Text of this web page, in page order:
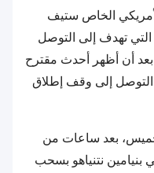
الخاص ستيف
تهدف إلى التوصل
أن أظهر أحدث مقترح
إلى وقف إطلاق
بعد ساعات من
بنيامين نتنياهو بسحب